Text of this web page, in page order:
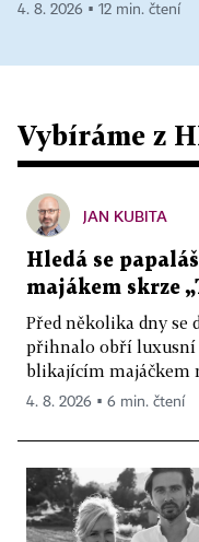
4. 8. 2026 ▪ 12 min. čtení
Vybíráme z
JAN KUBITA
Hledá se
majákem skrze
Před několika dny se
přihnalo obří luxusní
blikajícím majáčkem
4. 8. 2026 ▪ 6 min. čtení